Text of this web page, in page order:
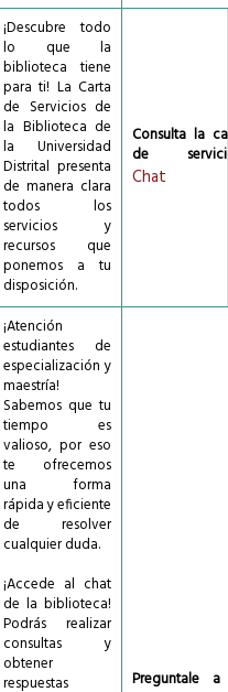
¡Descubre todo
lo que la
biblioteca tiene
para ti! La Carta
de Servicios de
la Biblioteca de
la Universidad
Distrital presenta
de manera clara
todos los
servicios y
recursos que
ponemos a tu
disposición.
Consulta la
de
Chat
¡Atención
estudiantes de
especialización y
maestría!
Sabemos que tu
tiempo es
valioso, por eso
te ofrecemos
una forma
rápida y eficiente
de resolver
cualquier duda.
¡Accede al chat
de la biblioteca!
Podrás realizar
consultas y
obtener
respuestas
Preguntale